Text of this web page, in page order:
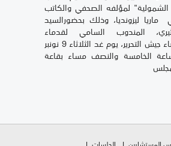
لمؤلفه الصحفي والكاتب
ليزونديا، وذلك بحضورالسيد
المندوب السامي لقدماء
المقاومين وأعضاء جيش التحرير، يوم غد الثلاثاء 9 نونبر
الخامسة والنصف مساء بقاعة